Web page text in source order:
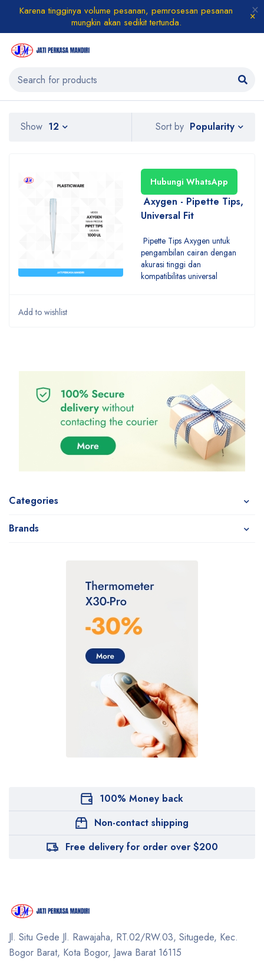
Karena tingginya volume pesanan, pemrosesan pesanan
mungkin akan sedikit tertunda.
Categories
Brands
Sort by Popularity
Show 12
Hubungi WhatsApp
Axygen - Pipette Tips,
Universal Fit
Pipette Tips Axygen untuk
pengambilan cairan dengan
akurasi tinggi dan
kompatibilitas universal
100% Money back
Non-contact shipping
Free delivery for order over $200
Jl. Situ Gede Jl. Rawajaha, RT.02/RW.03, Situgede, Kec.
Bogor Barat, Kota Bogor, Jawa Barat 16115